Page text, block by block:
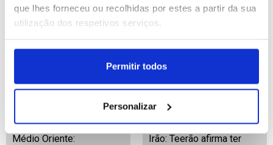
que lhes forneceu ou recolhidas por estes a partir da sua
utilização dos respetivos serviços.
Permitir todos
Personalizar
ID: 47549578 Date: 31/07/2026 18:58 ID: 47549425
Médio Oriente:
Irão: Teerão afirma ter